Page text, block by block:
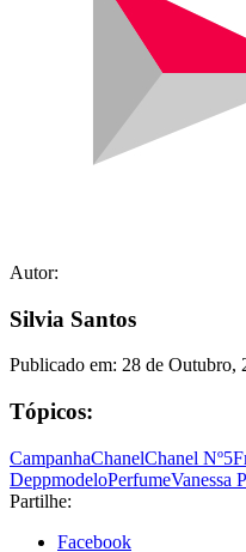
Autor:
Silvia Santos
Publicado em: 28 de Outubro,
Tópicos:
CampanhaChanelChanel Nº5
DeppmodeloPerfumeVanessa
Partilhe:
Facebook